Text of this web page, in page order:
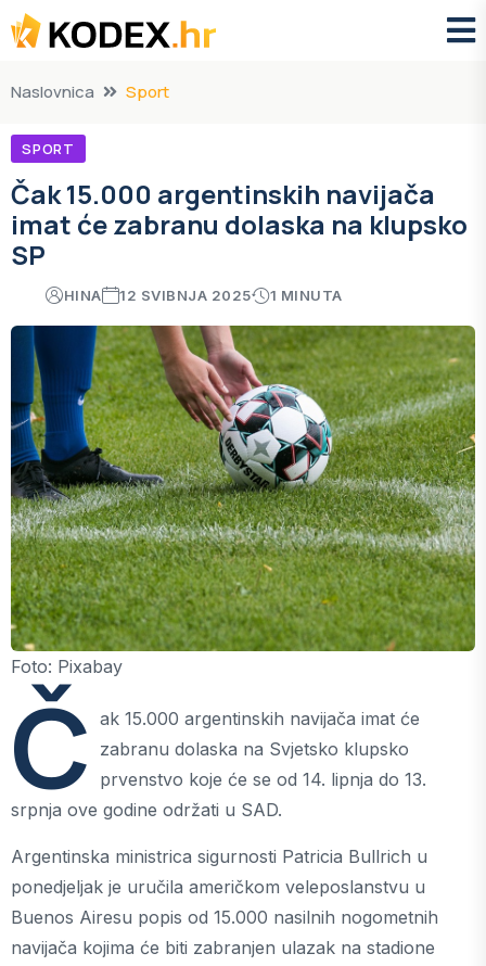
Naslovnica Sport
SPORT
Čak 15.000 argentinskih navijača
imat će zabranu dolaska na klupsko
SP
HINA 12 SVIBNJA 2025 1 MINUTA
Foto: Pixabay
Č ak 15.000 argentinskih navijača imat će
zabranu dolaska na Svjetsko klupsko
prvenstvo koje će se od 14. lipnja do 13.
srpnja ove godine održati u SAD.
Argentinska ministrica sigurnosti Patricia Bullrich u
ponedjeljak je uručila američkom veleposlanstvu u
Buenos Airesu popis od 15.000 nasilnih nogometnih
navijača kojima će biti zabranjen ulazak na stadione